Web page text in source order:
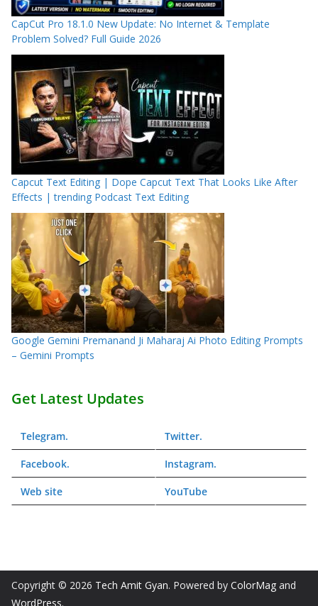
CapCut Pro 18.1.0 New Update: No Internet & Template
Problem Solved? Full Guide 2026
Capcut Text Editing | Dope Capcut Text That Looks Like After
Effects | trending Podcast Text Editing
Google Gemini Premanand Ji Maharaj Ai Photo Editing Prompts
– Gemini Prompts
Get Latest Updates
Telegram. Twitter.
Facebook. Instagram.
Web site YouTube
Copyright © 2026 Tech Amit Gyan. Powered by ColorMag and
WordPress.